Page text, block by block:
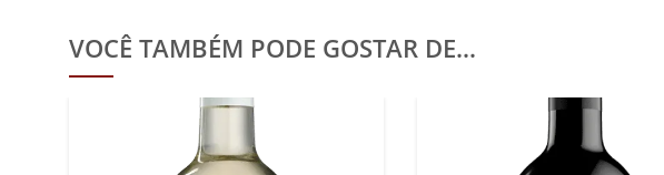
VOCÊ TAMBÉM PODE GOSTAR DE…